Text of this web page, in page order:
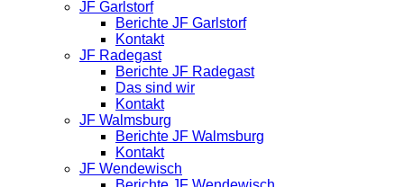
JF Garlstorf
Berichte JF Garlstorf
Kontakt
JF Radegast
Berichte JF Radegast
Das sind wir
Kontakt
JF Walmsburg
Berichte JF Walmsburg
Kontakt
JF Wendewisch